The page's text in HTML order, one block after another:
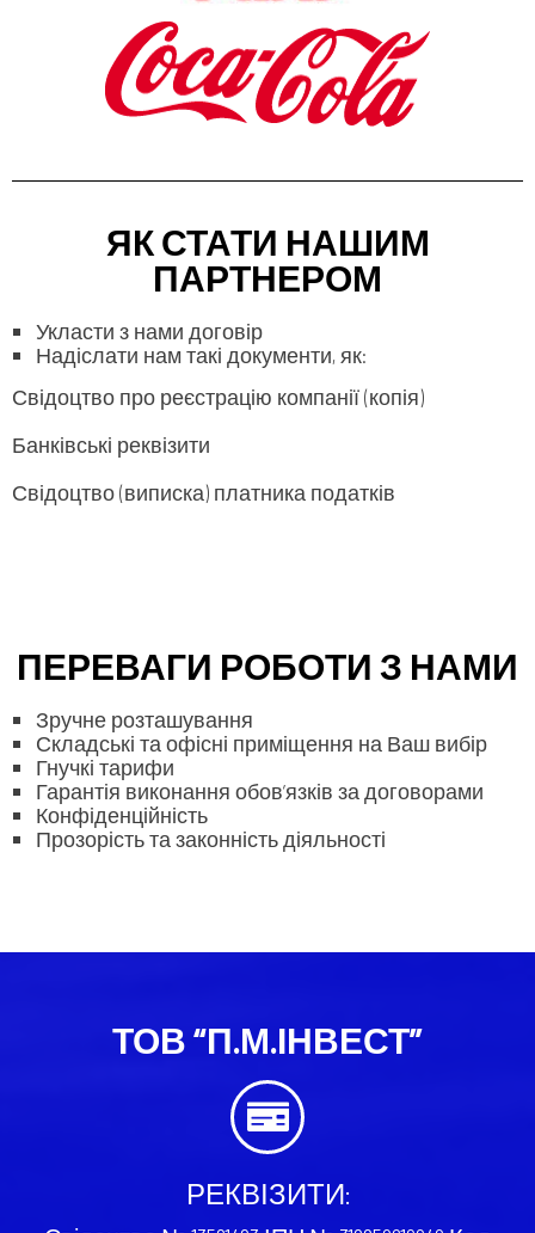
ЯК СТАТИ НАШИМ
ПАРТНЕРОМ
Укласти з нами договір
Надіслати нам такі документи, як:
Свідоцтво про реєстрацію компанії (копія)
Банківські реквізити
Свідоцтво (виписка) платника податків
ПЕРЕВАГИ РОБОТИ З НАМИ
Зручне розташування
Складські та офісні приміщення на Ваш вибір
Гнучкі тарифи
Гарантія виконання обов’язків за договорами
Конфіденційність
Прозорість та законність діяльності
ТОВ “П.М.ІНВЕСТ”
РЕКВІЗИТИ: